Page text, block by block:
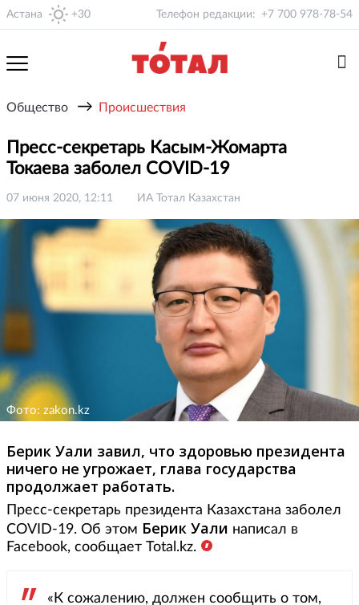
Астана +30 Телефон редакции: +7 700 978-78-54
Общество → Происшествия
Пресс-секретарь Касым-Жомарта
Токаева заболел COVID-19
07 июня 2020, 12:11 ИА Тотал Казахстан
Фото: zakon.kz
Берик Уали завил, что здоровью президента
ничего не угрожает, глава государства
продолжает работать.
Пресс-секретарь президента Казахстана заболел
COVID-19. Об этом Берик Уали написал в
Facebook, сообщает Total.kz.
«К сожалению, должен сообщить о том,